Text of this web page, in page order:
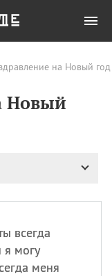
на Новый
Новый
всегда
я могу
меня
Все
памяти
Чудотворца
полета на
Святой Клары —